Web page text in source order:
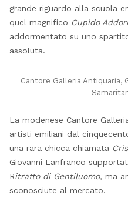
grande riguardo alla scuola
quel magnifico Cupido
addormentato su uno
assoluta.
Cantore Galleria Antiquaria,
La modenese Cantore
artisti emiliani dal
una rara chicca chiamata
Giovanni Lanfranco
Ritratto di Gentiluomo, ma
sconosciute al mercato.